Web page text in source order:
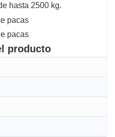
hasta 2500 kg.
producto